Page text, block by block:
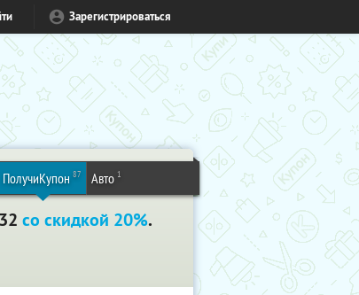
Зарегистрироваться
ПолучиКупон 87 Авто 1
со скидкой 20%.